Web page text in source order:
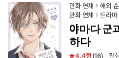
로
이
동
만화 연재
해외
만화 연재
드라마
야마다 군
하다
4.4 (16) 관심